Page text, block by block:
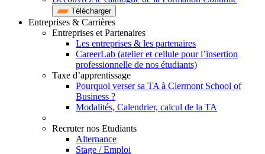
Télécharger
Entreprises & Carrières
Entreprises et Partenaires
Les entreprises & les partenaires
CareerLab (atelier et cellule pour l’insertion
professionnelle de nos étudiants)
Taxe d’apprentissage
Pourquoi verser sa TA à Clermont School of
Business ?
Modalités, Calendrier, calcul de la TA
Recruter nos Etudiants
Alternance
Stage / Emploi